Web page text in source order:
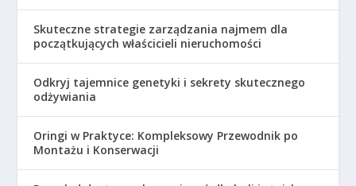
Skuteczne strategie zarządzania najmem dla
początkujących właścicieli nieruchomości
Odkryj tajemnice genetyki i sekrety skutecznego
odżywiania
Oringi w Praktyce: Kompleksowy Przewodnik po
Montażu i Konserwacji